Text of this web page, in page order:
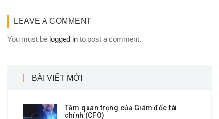
LEAVE A COMMENT
You must be logged in to post a comment.
BÀI VIẾT MỚI
Tầm quan trọng của Giám đốc tài
chính (CFO)